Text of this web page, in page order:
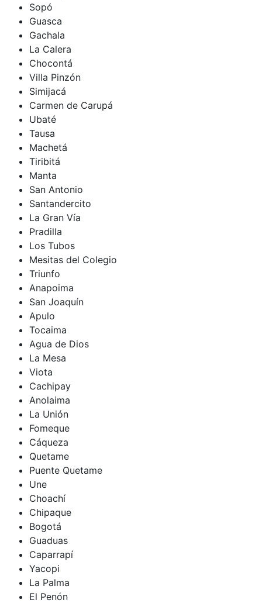
Sopó
Guasca
Gachala
La Calera
Chocontá
Villa Pinzón
Simijacá
Carmen de Carupá
Ubaté
Tausa
Machetá
Tiribitá
Manta
San Antonio
Santandercito
La Gran Vía
Pradilla
Los Tubos
Mesitas del Colegio
Triunfo
Anapoima
San Joaquín
Apulo
Tocaima
Agua de Dios
La Mesa
Viota
Cachipay
Anolaima
La Unión
Fomeque
Cáqueza
Quetame
Puente Quetame
Une
Choachí
Chipaque
Bogotá
Guaduas
Caparrapí
Yacopi
La Palma
El Penón